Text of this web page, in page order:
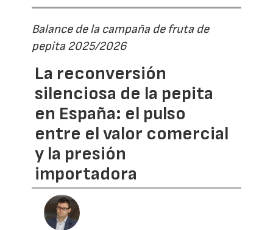
Balance de la campaña de fruta de
pepita 2025/2026
La reconversión
silenciosa de la pepita
en España: el pulso
entre el valor comercial
y la presión
importadora